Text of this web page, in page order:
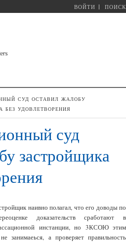
ВОЙТИ ПОИСК
суд оставил жалобу
без удовлетворения
суд
застройщика
наивно полагал, что его доводы по
доказательств сработают в
инстанции, но 3КСОЮ этим
занимаеься, а проверяет правильность